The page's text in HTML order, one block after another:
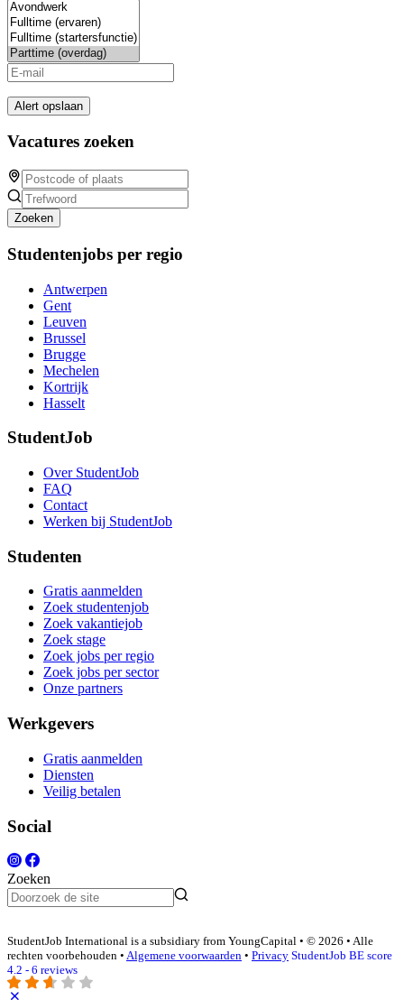
Alert opslaan
Vacatures zoeken
Zoeken
Studentenjobs per regio
Antwerpen
Gent
Leuven
Brussel
Brugge
Mechelen
Kortrijk
Hasselt
StudentJob
Over StudentJob
FAQ
Contact
Werken bij StudentJob
Studenten
Gratis aanmelden
Zoek studentenjob
Zoek vakantiejob
Zoek stage
Zoek jobs per regio
Zoek jobs per sector
Onze partners
Werkgevers
Gratis aanmelden
Diensten
Veilig betalen
Social
Zoeken
StudentJob International is a subsidiary from YoungCapital • © 2026 • Alle
rechten voorbehouden • Algemene voorwaarden • Privacy StudentJob BE score
4.2 - 6 reviews